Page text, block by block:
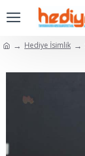
Hediye İsimlik